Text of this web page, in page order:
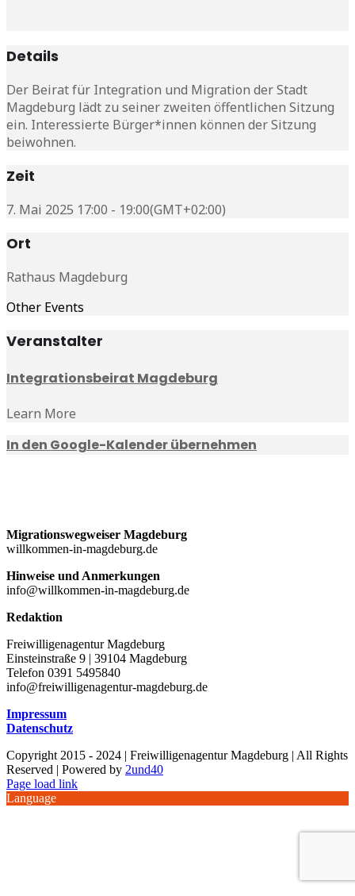
Details
Der Beirat für Integration und Migration der Stadt
Magdeburg lädt zu seiner zweiten öffentlichen Sitzung
ein. Interessierte Bürger*innen können der Sitzung
beiwohnen.
Zeit
7. Mai 2025 17:00 - 19:00(GMT+02:00)
Ort
Rathaus Magdeburg
Other Events
Veranstalter
Integrationsbeirat Magdeburg
Learn More
In den Google-Kalender übernehmen
Migrationswegweiser Magdeburg
willkommen-in-magdeburg.de
Hinweise und Anmerkungen
info@willkommen-in-magdeburg.de
Redaktion
Freiwilligenagentur Magdeburg
Einsteinstraße 9 | 39104 Magdeburg
Telefon 0391 5495840
info@freiwilligenagentur-magdeburg.de
Impressum
Datenschutz
Copyright 2015 - 2024 | Freiwilligenagentur Magdeburg | All Rights
Reserved | Powered by 2und40
Facebook
Instagram
YouTube
Page load link
Language